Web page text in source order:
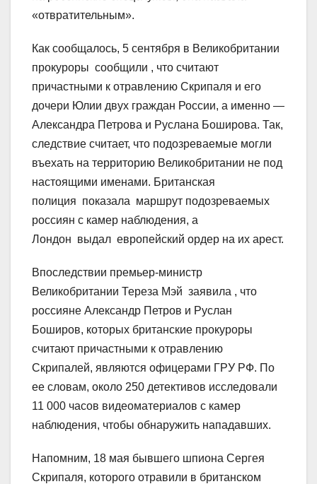
«отвратительным».
Как сообщалось, 5 сентября в Великобритании
прокуроры сообщили , что считают
причастными к отравлению Скрипаля и его
дочери Юлии двух граждан России, а именно —
Александра Петрова и Руслана Боширова. Так,
следствие считает, что подозреваемые могли
въехать на территорию Великобритании не под
настоящими именами. Британская
полиция показала маршрут подозреваемых
россиян с камер наблюдения, а
Лондон выдал европейский ордер на их арест.
Впоследствии премьер-министр
Великобритании Тереза Мэй заявила , что
россияне Александр Петров и Руслан
Боширов, которых британские прокуроры
считают причастными к отравлению
Скрипалей, являются офицерами ГРУ РФ. По
ее словам, около 250 детективов исследовали
11 000 часов видеоматериалов с камер
наблюдения, чтобы обнаружить нападавших.
Напомним, 18 мая бывшего шпиона Сергея
Скрипаля, которого отравили в британском